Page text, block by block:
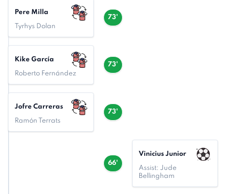
73'
Pere Milla
Tyrhys Dolan
73'
Kike García
Roberto Fernández
73'
Jofre Carreras
Ramón Terrats
66'
Vinicius Junior
Assist: Jude
Bellingham